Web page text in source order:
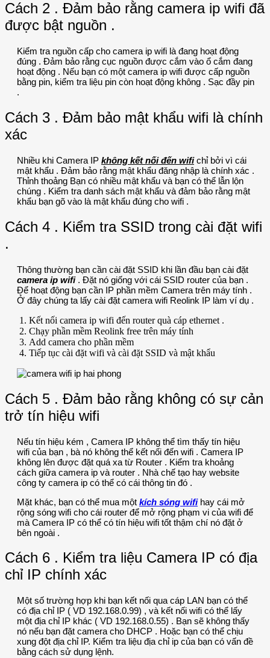
Cách 2 . Đảm bảo rằng camera ip wifi đã
được bật nguồn .
Kiểm tra nguồn cấp cho camera ip wifi là đang hoạt động
đúng . Đảm bảo rằng cục nguồn được cắm vào ổ cắm đang
hoạt động . Nếu bạn có một camera ip wifi được cấp nguồn
bằng pin, kiểm tra liệu pin còn hoạt động không . Sạc đầy pin
.
Cách 3 . Đảm bảo mật khẩu wifi là chính
xác
Nhiều khi Camera IP không kết nối đến wifichỉ bởi vì cái
mật khẩu . Đảm bảo rằng mật khẩu đăng nhập là chính xác .
Thỉnh thoảng Bạn có nhiều mật khẩu và bạn có thể lẫn lộn
chúng . Kiểm tra danh sách mật khẩu và đảm bảo rằng mật
khẩu bạn gõ vào là mật khẩu đúng cho wifi .
Cách 4 . Kiểm tra SSID trong cài đặt wifi
.
Thông thường bạn cần cài đặt SSID khi lần đầu bạn cài đặt
camera ip wifi. Đặt nó giống với cái SSID router của bạn .
Để hoạt động bạn cần IP phần mềm Camera trên máy tính .
Ở đây chúng ta lấy cài đặt camera wifi Reolink IP làm ví dụ .
Kết nối camera ip wifi đến router quà cáp ethernet .
Chạy phần mềm Reolink free trên máy tính
Add camera cho phần mềm
Tiếp tục cài đặt wifi và cài đặt SSID và mật khẩu
Cách 5 . Đảm bảo rằng không có sự cản
trở tín hiệu wifi
Nếu tín hiệu kém , Camera IP không thể tìm thấy tín hiệu
wifi của bạn , bà nó không thể kết nối đến wifi . Camera IP
không lên được đặt quá xa từ Router . Kiểm tra khoảng
cách giữa camera ip và router . Nhà chế tạo hay website
công ty camera ip có thể có cái thông tin đó .
Mặt khác, bạn có thể mua một kích sóng wifihay cái mở
rộng sóng wifi cho cái router để mở rộng phạm vi của wifi để
mà Camera IP có thể có tín hiệu wifi tốt thậm chí nó đặt ở
bên ngoài .
Cách 6 . Kiểm tra liệu Camera IP có địa
chỉ IP chính xác
Một số trường hợp khi bạn kết nối qua cáp LAN bạn có thể
có địa chỉ IP ( VD 192.168.0.99) , và kết nối wifi có thể lấy
một địa chỉ IP khác ( VD 192.168.0.55) . Bạn sẽ không thấy
nó nếu bạn đặt camera cho DHCP . Hoặc bạn có thể chịu
xung đột địa chỉ IP. Kiểm tra liệu địa chỉ ip của bạn có vấn đề
bằng cách sử dụng lệnh.